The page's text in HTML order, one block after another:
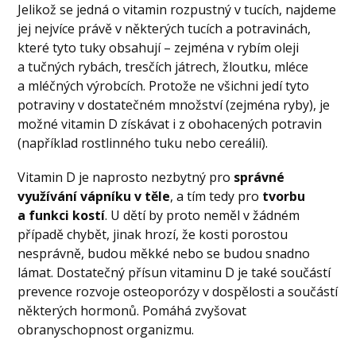
Jelikož se jedná o vitamin rozpustný v tucích, najdeme
jej nejvíce právě v některých tucích a potravinách,
které tyto tuky obsahují – zejména v rybím oleji
a tučných rybách, tresčích játrech, žloutku, mléce
a mléčných výrobcích. Protože ne všichni jedí tyto
potraviny v dostatečném množství (zejména ryby), je
možné vitamin D získávat i z obohacených potravin
(například rostlinného tuku nebo cereálií).
Vitamin D je naprosto nezbytný pro správné
využívání vápníku v těle, a tím tedy pro tvorbu
a funkci kostí. U dětí by proto neměl v žádném
případě chybět, jinak hrozí, že kosti porostou
nesprávně, budou měkké nebo se budou snadno
lámat. Dostatečný přísun vitaminu D je také součástí
prevence rozvoje osteoporózy v dospělosti a součástí
některých hormonů. Pomáhá zvyšovat
obranyschopnost organizmu.